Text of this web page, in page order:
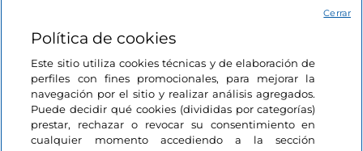
Estamos en contacto
Política de cookies
Este sitio utiliza cookies técnicas y de elaboración de
perfiles con fines promocionales, para mejorar la
navegación por el sitio y realizar análisis agregados.
Puede decidir qué cookies (divididas por categorías)
prestar, rechazar o revocar su consentimiento en
cualquier momento accediendo a la sección
Cerrar